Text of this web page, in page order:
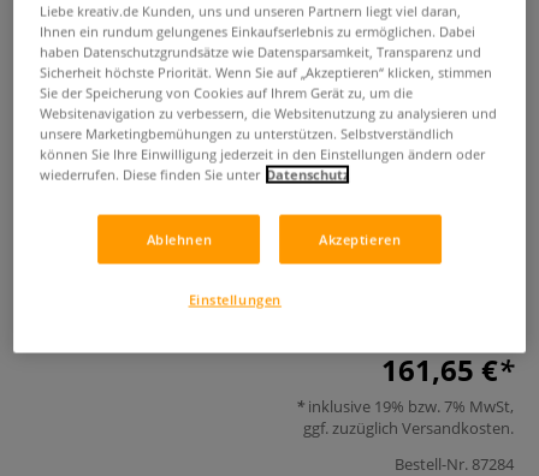
da Vinci PETIT GRIS PUR Serie 418
Aquarellpinsel, Geschenkbox
1 Bewertung
6 hochwertige französische Aquarellpinsel mit erlesenem,
Mehr
161,65 €
inklusive 19% bzw. 7% MwSt,
ggf. zuzüglich Versandkosten.
Bestell-Nr. 87284
Liebe kreativ.de Kunden, uns und unseren Partnern liegt viel daran,
Ihnen ein rundum gelungenes Einkaufserlebnis zu ermöglichen. Dabei
haben Datenschutzgrundsätze wie Datensparsamkeit, Transparenz und
Sicherheit höchste Priorität. Wenn Sie auf „Akzeptieren“ klicken, stimmen
Sie der Speicherung von Cookies auf Ihrem Gerät zu, um die
Websitenavigation zu verbessern, die Websitenutzung zu analysieren und
unsere Marketingbemühungen zu unterstützen. Selbstverständlich
können Sie Ihre Einwilligung jederzeit in den Einstellungen ändern oder
wiederrufen. Diese finden Sie unter Datenschutz
Ablehnen Akzeptieren
Einstellungen